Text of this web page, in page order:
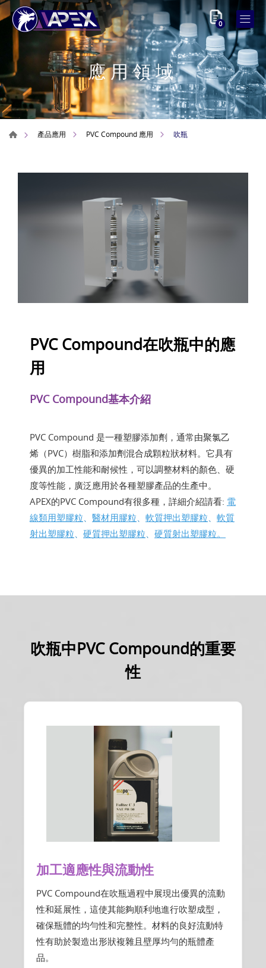
0
應用領域
產品應用 PVC Compound 應用 吹瓶
PVC Compound在吹瓶中的應
用
PVC Compound基本介紹
PVC Compound 是一種塑膠添加劑，通常由聚氯乙
烯（PVC）樹脂和添加劑混合成顆粒狀材料。它具有
優異的加工性能和耐候性，可以調整材料的顏色、硬
度等性能，廣泛應用於各種塑膠產品的生產中。
APEX的PVC Compound有很多種，詳細介紹請看: 電
線類用塑膠粒
醫材用膠粒 軟質押出塑膠粒
軟質
射出塑膠粒
硬質押出塑膠粒 硬質射出塑膠粒。
吹瓶中PVC Compound的重要
性
加工適應性與流動性
PVC Compound在吹瓶過程中展現出優異的流動
性和延展性，這使其能夠順利地進行吹塑成型，
確保瓶體的均勻性和完整性。材料的良好流動特
性有助於製造出形狀複雜且壁厚均勻的瓶體產
品。